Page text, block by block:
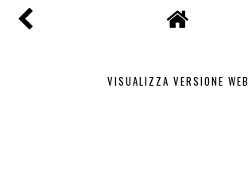
VISUALIZZA VERSIONE WEB